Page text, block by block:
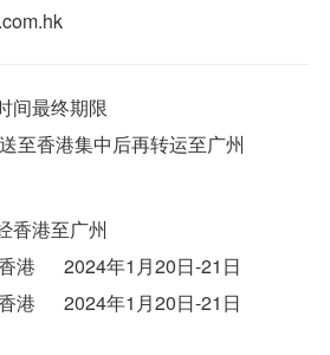
间最终期限
至香港集中后再转运至广州
香港至广州
港      2024年1月20日-21日
港      2024年1月20日-21日